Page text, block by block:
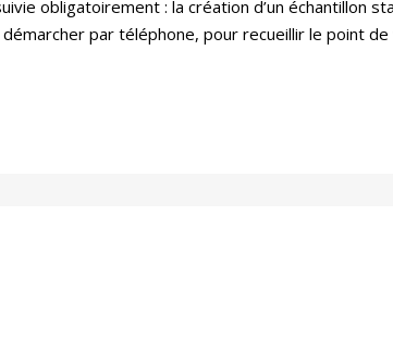
obligatoirement : la création d’un échantillon
par téléphone, pour recueillir le point